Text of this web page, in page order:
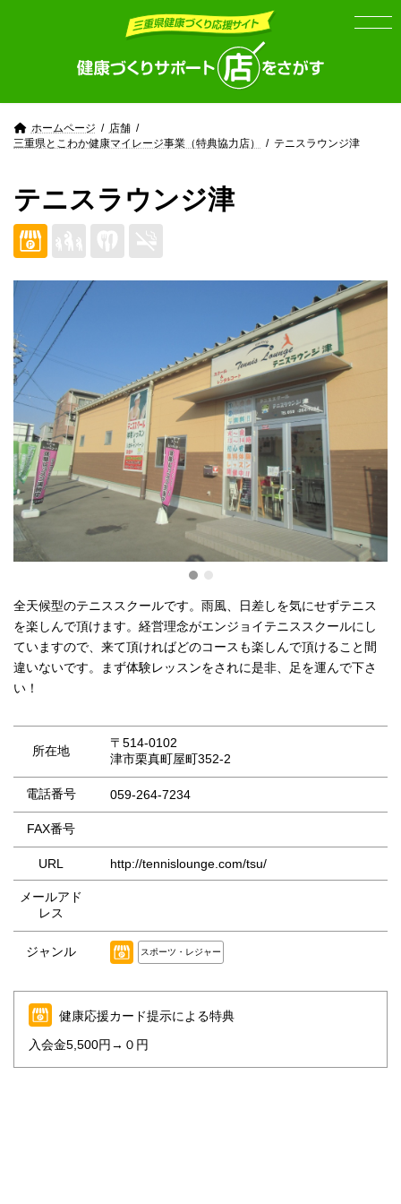
ホームページ
店舗
三重県とこわか健康マイレージ事業（特典協力店）
テニスラウンジ津
テニスラウンジ津
全天候型のテニススクールです。雨風、日差しを気にせずテニス
を楽しんで頂けます。経営理念がエンジョイテニススクールにし
ていますので、来て頂ければどのコースも楽しんで頂けること間
違いないです。まず体験レッスンをされに是非、足を運んで下さ
い！
所在地
〒514-0102
津市栗真町屋町352-2
電話番号 059-264-7234
FAX番号
URL http://tennislounge.com/tsu/
メールアド
レス
ジャンル スポーツ・レジャー
健康応援カード提示による特典
入会金5,500円→０円